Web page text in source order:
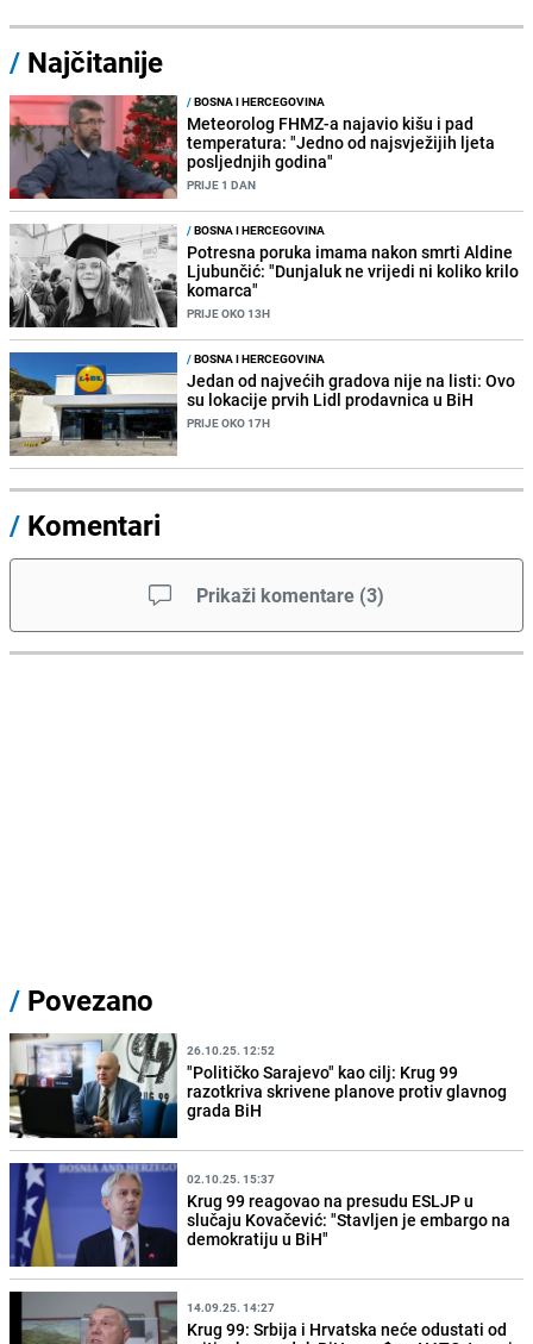
/ Najčitanije
/BOSNA I HERCEGOVINA
Meteorolog FHMZ-a najavio kišu i pad
temperatura: "Jedno od najsvježijih ljeta
posljednjih godina"
PRIJE 1 DAN
/BOSNA I HERCEGOVINA
Potresna poruka imama nakon smrti Aldine
Ljubunčić: "Dunjaluk ne vrijedi ni koliko krilo
komarca"
PRIJE OKO 13H
/BOSNA I HERCEGOVINA
Jedan od najvećih gradova nije na listi: Ovo
su lokacije prvih Lidl prodavnica u BiH
PRIJE OKO 17H
/ Komentari
Prikaži komentare (3)
/ Povezano
26.10.25. 12:52
"Političko Sarajevo" kao cilj: Krug 99
razotkriva skrivene planove protiv glavnog
grada BiH
02.10.25. 15:37
Krug 99 reagovao na presudu ESLJP u
slučaju Kovačević: "Stavljen je embargo na
demokratiju u BiH"
14.09.25. 14:27
Krug 99: Srbija i Hrvatska neće odustati od